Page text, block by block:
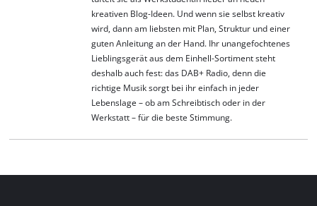
kreativen Blog-Ideen. Und wenn sie selbst kreativ
wird, dann am liebsten mit Plan, Struktur und einer
guten Anleitung an der Hand. Ihr unangefochtenes
Lieblingsgerät aus dem Einhell-Sortiment steht
deshalb auch fest: das DAB+ Radio, denn die
richtige Musik sorgt bei ihr einfach in jeder
Lebenslage – ob am Schreibtisch oder in der
Werkstatt – für die beste Stimmung.